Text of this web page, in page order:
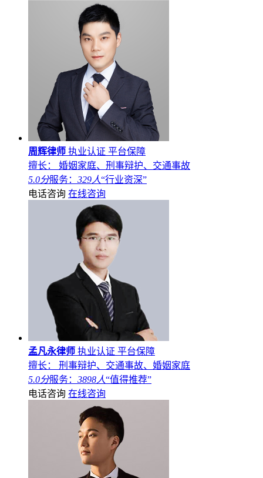
周辉律师 执业认证 平台保障
擅长： 婚姻家庭、刑事辩护、交通事故
5.0分服务： 329人“行业资深”
电话咨询 在线咨询
孟凡永律师 执业认证 平台保障
擅长： 刑事辩护、交通事故、婚姻家庭
5.0分服务： 3898人“值得推荐”
电话咨询 在线咨询